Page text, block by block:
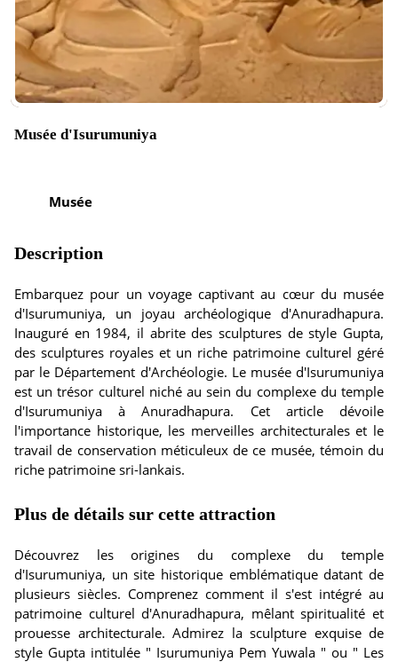
Musée d'Isurumuniya
Musée
Description
Embarquez pour un voyage captivant au cœur du musée
d'Isurumuniya, un joyau archéologique d'Anuradhapura.
Inauguré en 1984, il abrite des sculptures de style Gupta,
des sculptures royales et un riche patrimoine culturel géré
par le Département d'Archéologie. Le musée d'Isurumuniya
est un trésor culturel niché au sein du complexe du temple
d'Isurumuniya à Anuradhapura. Cet article dévoile
l'importance historique, les merveilles architecturales et le
travail de conservation méticuleux de ce musée, témoin du
riche patrimoine sri-lankais.
Plus de détails sur cette attraction
Découvrez les origines du complexe du temple
d'Isurumuniya, un site historique emblématique datant de
plusieurs siècles. Comprenez comment il s'est intégré au
patrimoine culturel d'Anuradhapura, mêlant spiritualité et
prouesse architecturale. Admirez la sculpture exquise de
style Gupta intitulée " Isurumuniya Pem Yuwala " ou " Les